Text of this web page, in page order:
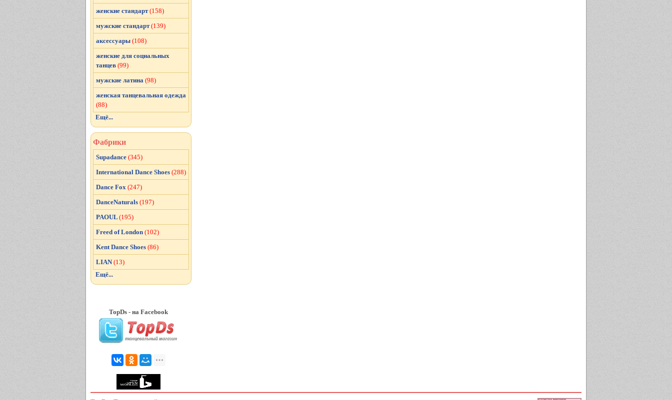
женские стандарт (158)
мужские стандарт (139)
аксессуары (108)
женские для социальных
танцев (99)
мужские латина (98)
женская танцевальная одежда
(88)
Ещё...
Фабрики
Supadance (345)
International Dance Shoes (288)
Dance Fox (247)
DanceNaturals (197)
PAOUL (195)
Freed of London (102)
Kent Dance Shoes (86)
LIAN (13)
Ещё...
TopDs - на Facebook